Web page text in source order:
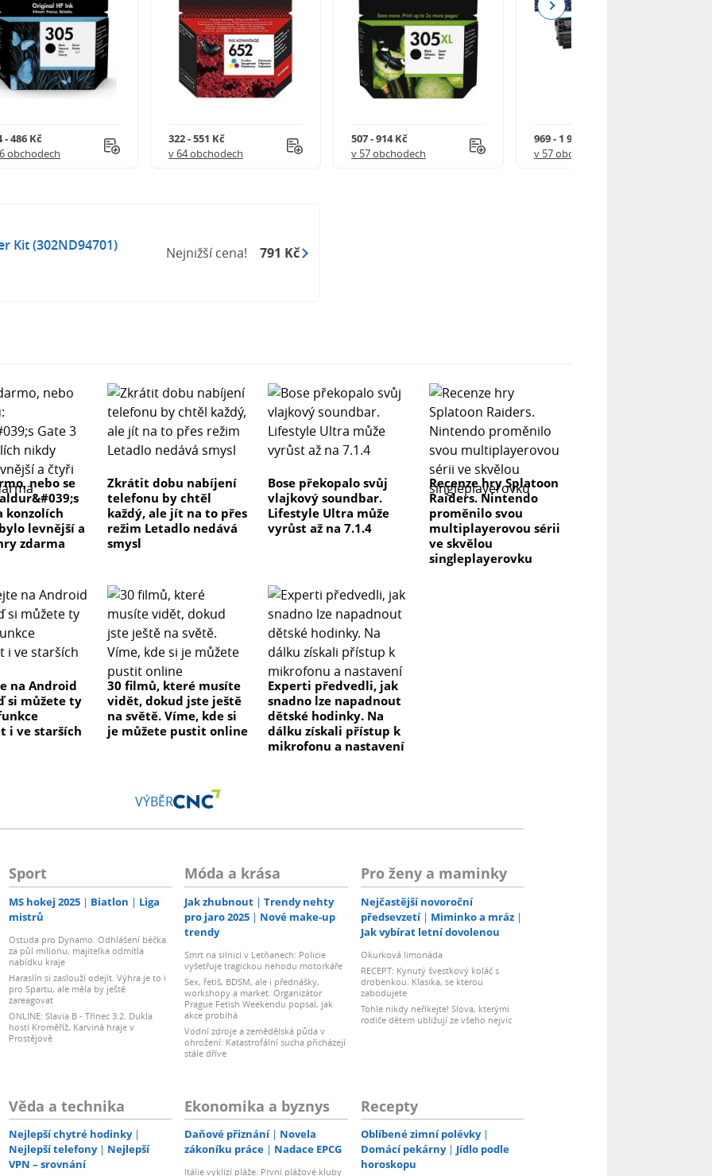
- 486 Kč
obchodech
322 - 551 Kč
v 64 obchodech
507 - 914 Kč
v 57 obchodech
969 - 1 918 Kč
v 57 obchodech
Next
Kit (302ND94701)
Nejnižší cena! 791 Kč
nebo se
konzolích
levnější a
zdarma
Zkrátit dobu nabíjení
telefonu by chtěl
každý, ale jít na to přes
režim Letadlo nedává
smysl
Bose překopalo svůj
vlajkový soundbar.
Lifestyle Ultra může
vyrůst až na 7.1.4
Recenze hry Splatoon
Raiders. Nintendo
proměnilo svou
multiplayerovou sérii
ve skvělou
singleplayerovku
na Android
si můžete ty
i ve starších
30 filmů, které musíte
vidět, dokud jste ještě
na světě. Víme, kde si
je můžete pustit online
Experti předvedli, jak
snadno lze napadnout
dětské hodinky. Na
dálku získali přístup k
mikrofonu a nastavení
VÝBĚR
Sport
MS hokej 2025 Biatlon
Liga
mistrů
Ostuda pro Dynamo. Odhlášení béčka
za půl milionu, majitelka odmítla
nabídku kraje
Haraslín si zaslouží odejít. Výhra je to i
pro Spartu, ale měla by ještě
zareagovat
ONLINE: Slavia B - Třinec 3:2. Dukla
hostí Kroměříž, Karviná hraje v
Prostějově
Móda a krása
Jak zhubnout
Trendy nehty
pro jaro 2025
Nové make-up
trendy
Smrt na silnici v Letňanech: Policie
vyšetřuje tragickou nehodu motorkáře
Sex, fetiš, BDSM, ale i přednášky,
workshopy a market. Organizátor
Prague Fetish Weekendu popsal, jak
akce probíhá
Vodní zdroje a zemědělská půda v
ohrožení: Katastrofální sucha přicházejí
stále dříve
Pro ženy a maminky
Nejčastější novoroční
předsevzetí
Miminko a mráz
Jak vybírat letní dovolenou
Okurková limonáda
RECEPT: Kynutý švestkový koláč s
drobenkou. Klasika, se kterou
zabodujete
Tohle nikdy neříkejte! Slova, kterými
rodiče dětem ubližují ze všeho nejvíc
Věda a technika
Nejlepší chytré hodinky
Nejlepší telefony
Nejlepší
VPN – srovnání
Ekonomika a byznys
Daňové přiznání
Novela
zákoníku práce
Nadace EPCG
Itálie vyklízí pláže. První plážové kluby
Recepty
Oblíbené zimní polévky
Domácí pekárny
Jídlo podle
horoskopu